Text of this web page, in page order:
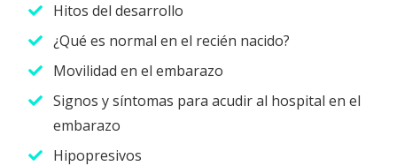
Hitos del desarrollo
¿Qué es normal en el recién nacido?
Movilidad en el embarazo
Signos y síntomas para acudir al hospital en el
embarazo
Hipopresivos